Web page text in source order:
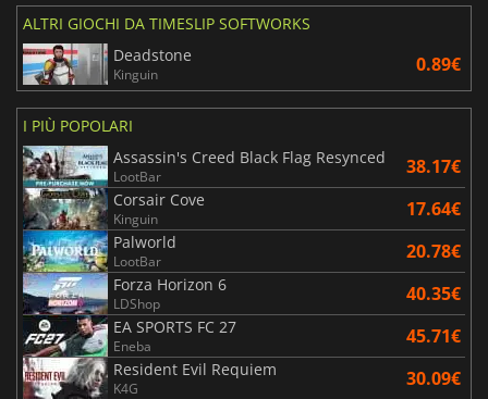
ALTRI GIOCHI DA TIMESLIP SOFTWORKS
Deadstone
Kinguin 0.89€
I PIÙ POPOLARI
Assassin's Creed Black Flag Resynced
LootBar 38.17€
Corsair Cove
Kinguin 17.64€
Palworld
LootBar 20.78€
Forza Horizon 6
LDShop 40.35€
EA SPORTS FC 27
Eneba 45.71€
Resident Evil Requiem
K4G 30.09€